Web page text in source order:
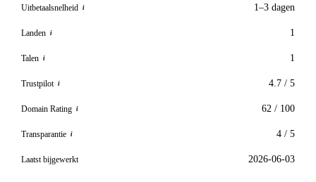
Uitbetaalsnelheid i 1–3 dagen
Landen i 1
Talen i 1
Trustpilot i 4.7 / 5
Domain Rating i 62 / 100
Transparantie i 4 / 5
Laatst bijgewerkt 2026-06-03